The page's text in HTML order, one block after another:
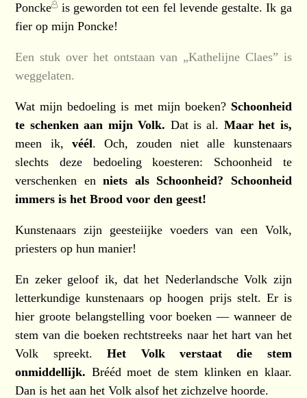
Poncke is geworden tot een fel levende gestalte. Ik ga
fier op mijn Poncke!
Een stuk over het ontstaan van „Kathelijne Claes” is
weggelaten.
Wat mijn bedoeling is met mijn boeken? Schoonheid
te schenken aan mijn Volk. Dat is al. Maar het is,
meen ik, véél. Och, zouden niet alle kunstenaars
slechts deze bedoeling koesteren: Schoonheid te
verschenken enniets als Schoonheid? Schoonheid
immers is het Brood voor den geest!
Kunstenaars zijn geesteiijke voeders van een Volk,
priesters op hun manier!
En zeker geloof ik, dat het Nederlandsche Volk zijn
letterkundige kunstenaars op hoogen prijs stelt. Er is
hier groote belangstelling voor boeken — wanneer de
stem van die boeken rechtstreeks naar het hart van het
Volk spreekt.Het Volk verstaat die stem
onmiddellijk. Brééd moet de stem klinken en klaar.
Dan is het aan het Volk alsof het zichzelve hoorde.